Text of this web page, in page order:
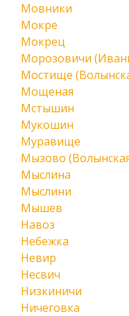
Мовники
Мокре
Мокрец
Морозовичи
Мостище
Мощеная
Мстышин
Мукошин
Муравище
Мызово
Мыслина
Мыслини
Мышев
Навоз
Небежка
Невир
Несвич
Низкиничи
Ничеговка